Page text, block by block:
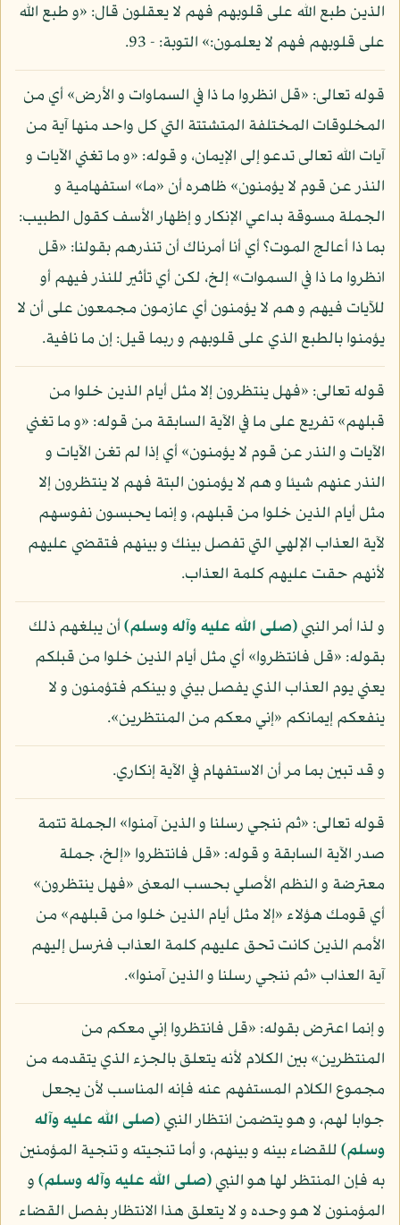
الذين طبع الله على قلوبهم فهم لا يعقلون قال: «و طبع الله
على قلوبهم فهم لا يعلمون:» التوبة: - 93.
قوله تعالى: «قل انظروا ما ذا في السماوات و الأرض» أي من
المخلوقات المختلفة المتشتتة التي كل واحد منها آية من
آيات الله تعالى تدعو إلى الإيمان، و قوله: «و ما تغني الآيات و
النذر عن قوم لا يؤمنون» ظاهره أن «ما» استفهامية و
الجملة مسوقة بداعي الإنكار و إظهار الأسف كقول الطبيب:
بما ذا أعالج الموت؟ أي أنا أمرناك أن تنذرهم بقولنا: «قل
انظروا ما ذا في السموات» إلخ، لكن أي تأثير للنذر فيهم أو
للآيات فيهم و هم لا يؤمنون أي عازمون مجمعون على أن لا
يؤمنوا بالطبع الذي على قلوبهم و ربما قيل: إن ما نافية.
قوله تعالى: «فهل ينتظرون إلا مثل أيام الذين خلوا من
قبلهم» تفريع على ما في الآية السابقة من قوله: «و ما تغني
الآيات و النذر عن قوم لا يؤمنون» أي إذا لم تغن الآيات و
النذر عنهم شيئا و هم لا يؤمنون البتة فهم لا ينتظرون إلا
مثل أيام الذين خلوا من قبلهم، و إنما يحبسون نفوسهم
لآية العذاب الإلهي التي تفصل بينك و بينهم فتقضي عليهم
لأنهم حقت عليهم كلمة العذاب.
و لذا أمر النبي(صلى الله عليه وآله وسلم)أن يبلغهم ذلك
بقوله: «قل فانتظروا» أي مثل أيام الذين خلوا من قبلكم
يعني يوم العذاب الذي يفصل بيني و بينكم فتؤمنون و لا
ينفعكم إيمانكم «إني معكم من المنتظرين».
و قد تبين بما مر أن الاستفهام في الآية إنكاري.
قوله تعالى: «ثم ننجي رسلنا و الذين آمنوا» الجملة تتمة
صدر الآية السابقة و قوله: «قل فانتظروا «إلخ، جملة
معترضة و النظم الأصلي بحسب المعنى «فهل ينتظرون»
أي قومك هؤلاء «إلا مثل أيام الذين خلوا من قبلهم» من
الأمم الذين كانت تحق عليهم كلمة العذاب فنرسل إليهم
آية العذاب «ثم ننجي رسلنا و الذين آمنوا».
و إنما اعترض بقوله: «قل فانتظروا إني معكم من
المنتظرين» بين الكلام لأنه يتعلق بالجزء الذي يتقدمه من
مجموع الكلام المستفهم عنه فإنه المناسب لأن يجعل
جوابا لهم، و هو يتضمن انتظار النبي(صلى الله عليه وآله
وسلم)للقضاء بينه و بينهم، و أما تنجيته و تنجية المؤمنين
به فإن المنتظر لها هو النبي(صلى الله عليه وآله وسلم)و
المؤمنون لا هو وحده و لا يتعلق هذا الانتظار بفصل القضاء